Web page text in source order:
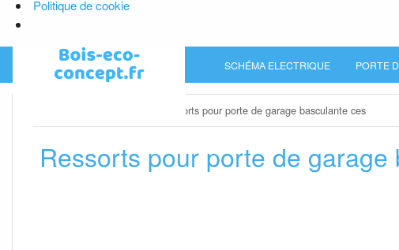
Politique de cookie
SCHÉMA ELECTRIQUE PORTE
Ressorts pour porte de garage basculante ces
Ressorts pour porte de garage